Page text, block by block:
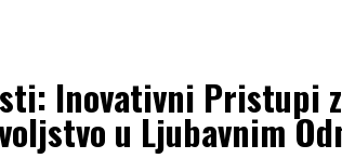
Inovativni Pristupi
u Ljubavnim